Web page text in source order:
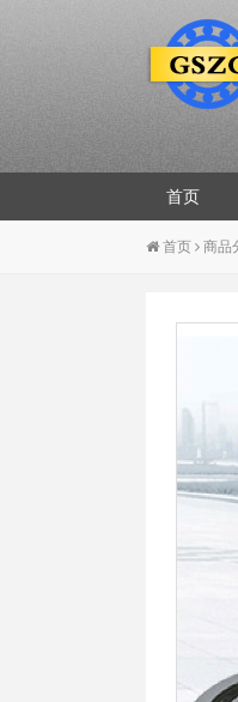
首页
首页 商品